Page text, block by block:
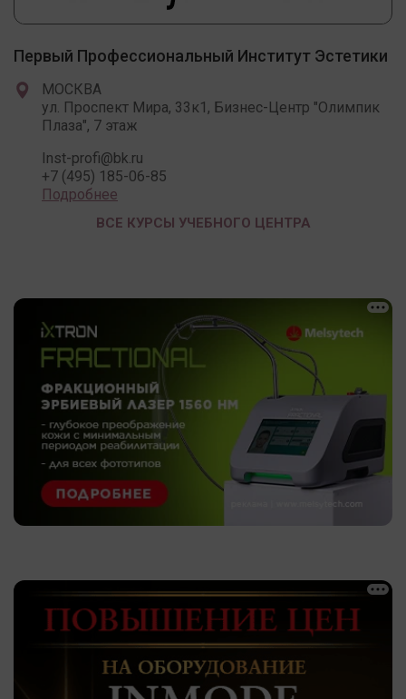
Первый Профессиональный Институт Эстетики
МОСКВА
ул. Проспект Мира, 33к1, Бизнес-Центр "Олимпик
Плаза", 7 этаж
Inst-profi@bk.ru
+7 (495) 185-06-85
Подробнее
ВСЕ КУРСЫ УЧЕБНОГО ЦЕНТРА